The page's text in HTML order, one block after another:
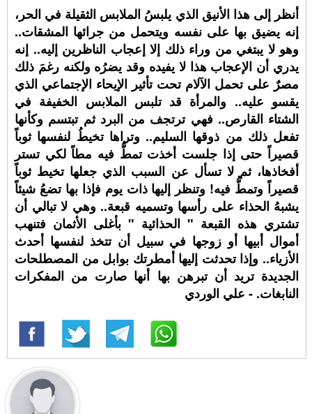
أنظر إلى هذا الأنيق الذي يلبسُ الملابس الثقيلة في الحر،
إنه يضيق بها على نفسه ويتحمل من جرائها المشقات..
وهو لا يبتغي من وراء ذلك إلا إعجاب الناظرين إليه.. إنه
يدري أن الإعجاب هذا لا يفيده وقد يضرُه ولكنه رغمَ ذلك
مصرٌ على تحمل الآلام تحت تأثير الإيحاء الإجتماعي الذي
يقسو عليه.. والمرأة قد تلبس الملابس الخفيفة في
الشتاء القارص.. فهي ترتجف من البرد ثم تبتسم وكأنها
تفعل ذلك من ذوقها السليم.. وتراها تخيطُ لنفسها ثوباً
قصيراً حتى إذا جلست أخذت تمطُّ فيه مطاً لكي تستر
أفخاذها، ثم لا تسأل عن السبب الذي جعلها تخيط ثوباً
قصيراً وتمطُّ فيه! وتنظر إليها ذات يوم فإذا بها تضعُ شيئاً
يشبهُ الحذاء على رأسها وتسميه قبعة.. وهي لا تبالي أن
تشتري هذه القبعة " الحذائية " بأغلى الأثمان فتنهب
أموال أبيها أو زوجها في سبيل أن تتخذ لنفسها أحدث
الأزياء.. وإذا تحدثت إليها أمطرتك بوابل من المصطلحات
الجديدة تريد أن تبرهن بها أنها صارت من المفكرات
النابغات. - علي الوردي